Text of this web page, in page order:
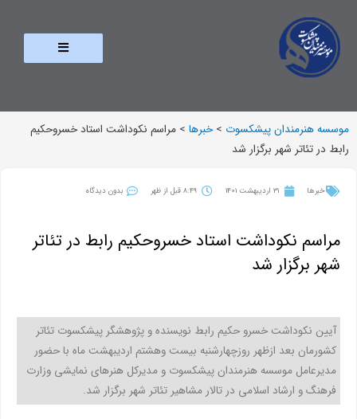
موسسه هنرمندان پیشکسوت >خبرها > مراسم نکوداشت استاد خسروحکیم
رابط در تئاتر شهر برگزار شد
خبرها 31 اردیبهشت 1401 8:49 قبل از ظهر بدون دیدگاه
مراسم نکوداشت استاد خسروحکیم رابط در تئاتر
شهر برگزار شد
آیین نکوداشت خسرو حکیم رابط نویسنده و پژوهشگر پیشکسوت تئاتر
کشورمان بعد ازظهر روزچهارشنبه بیست وهشتم اردیبهشت ماه با حضور
مدیرعامل موسسه هنرمندان پیشکسوت و مدیرکل هنرهای نمایشی وزارت
فرهنگ و ارشاد اسلامی در تالار مشاهیر تئاتر شهر برگزار شد.